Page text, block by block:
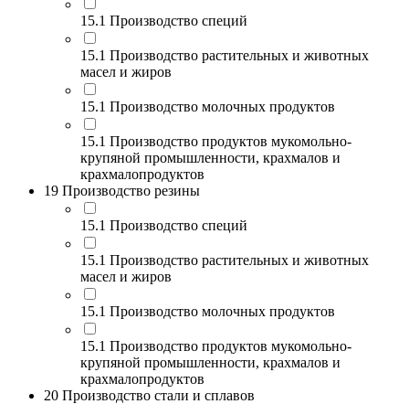
15.1 Производство специй
15.1 Производство растительных и животных
масел и жиров
15.1 Производство молочных продуктов
15.1 Производство продуктов мукомольно-
крупяной промышленности, крахмалов и
крахмалопродуктов
19 Производство резины
15.1 Производство специй
15.1 Производство растительных и животных
масел и жиров
15.1 Производство молочных продуктов
15.1 Производство продуктов мукомольно-
крупяной промышленности, крахмалов и
крахмалопродуктов
20 Производство стали и сплавов